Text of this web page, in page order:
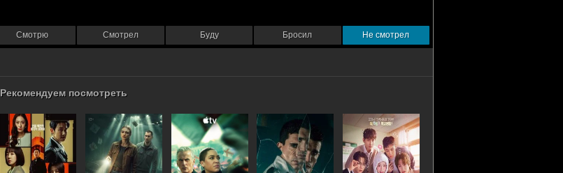
Смотрю Смотрел Буду Бросил Не смотрел
Рекомендуем посмотреть